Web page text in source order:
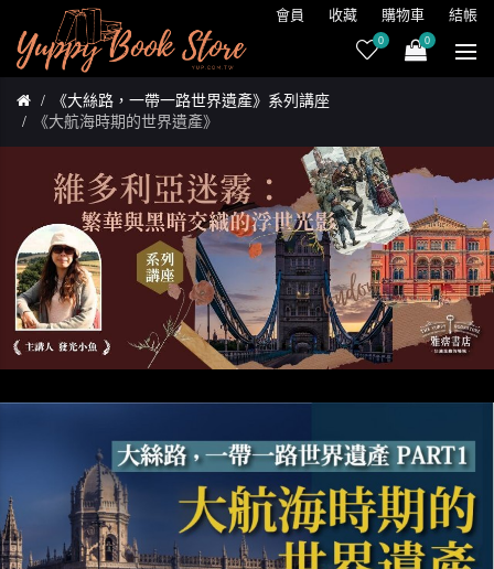
會員 收藏 購物車 結帳
0 0
《大絲路，一帶一路世界遺產》系列講座
《大航海時期的世界遺產》